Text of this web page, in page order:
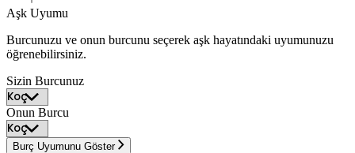
Aşk Uyumu
Burcunuzu ve onun burcunu seçerek aşk hayatındaki uyumunuzu
öğrenebilirsiniz.
Sizin Burcunuz
Onun Burcu
Burç Uyumunu Göster